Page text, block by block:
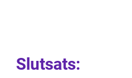
Slutsats: